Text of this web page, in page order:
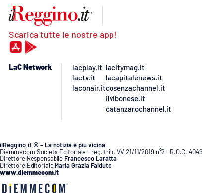
Scarica tutte le nostre app!
LaC Network
lacplay.it
lactv.it
laconair.it
lacitymag.it
lacapitalenews.it
cosenzachannel.it
ilvibonese.it
catanzarochannel.it
ilReggino.it © – La notizia è più vicina
Diemmecom Società Editoriale - reg. trib. VV 21/11/2019 n°2 - R.O.C. 4049
Direttore Responsabile Francesco Laratta
Direttore Editoriale Maria Grazia Falduto
www.diemmecom.it